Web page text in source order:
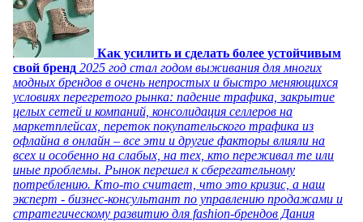
Как усилить и сделать более устойчивым
свой бренд 2025 год стал годом выживания для многих
модных брендов в очень непростых и быстро меняющихся
условиях перегретого рынка: падение трафика, закрытие
целых сетей и компаний, консолидация селлеров на
маркетплейсах, переток покупательского трафика из
офлайна в онлайн – все эти и другие факторы влияли на
всех и особенно на слабых, на тех, кто переживал те или
иные проблемы. Рынок перешел к сберегательному
потреблению. Кто-то считает, что это кризис, а наш
эксперт - бизнес-консультант по управлению продажами и
стратегическому развитию для fashion-брендов Дания